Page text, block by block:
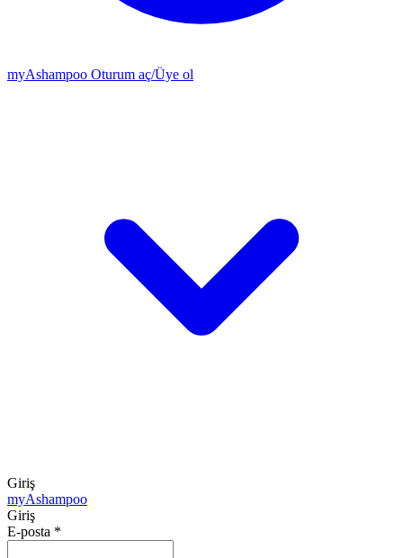
myAshampoo Oturum aç/Üye ol
Giriş
myAshampoo
Giriş
E-posta *